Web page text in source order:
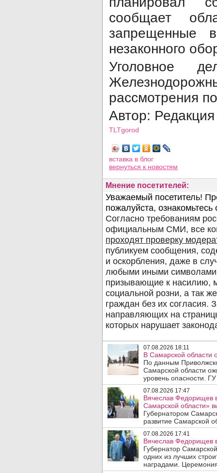
сообщает
запрещенные
незаконного
Уголовное
рассмотрения
Автор:
TLTgorod
вставка в блог
вернуться к новостям
Мнение посетителей:
07.08.2026 18:11
В Самарской области
По данным
Самарской области
уровень опасности.
07.08.2026 17:47
Вячеслав Федорищев
Самарской области»
Губернатором
развитие Самарской
07.08.2026 17:41
Вячеслав Федорищев
Губернатор
одних из лучших
наградами.